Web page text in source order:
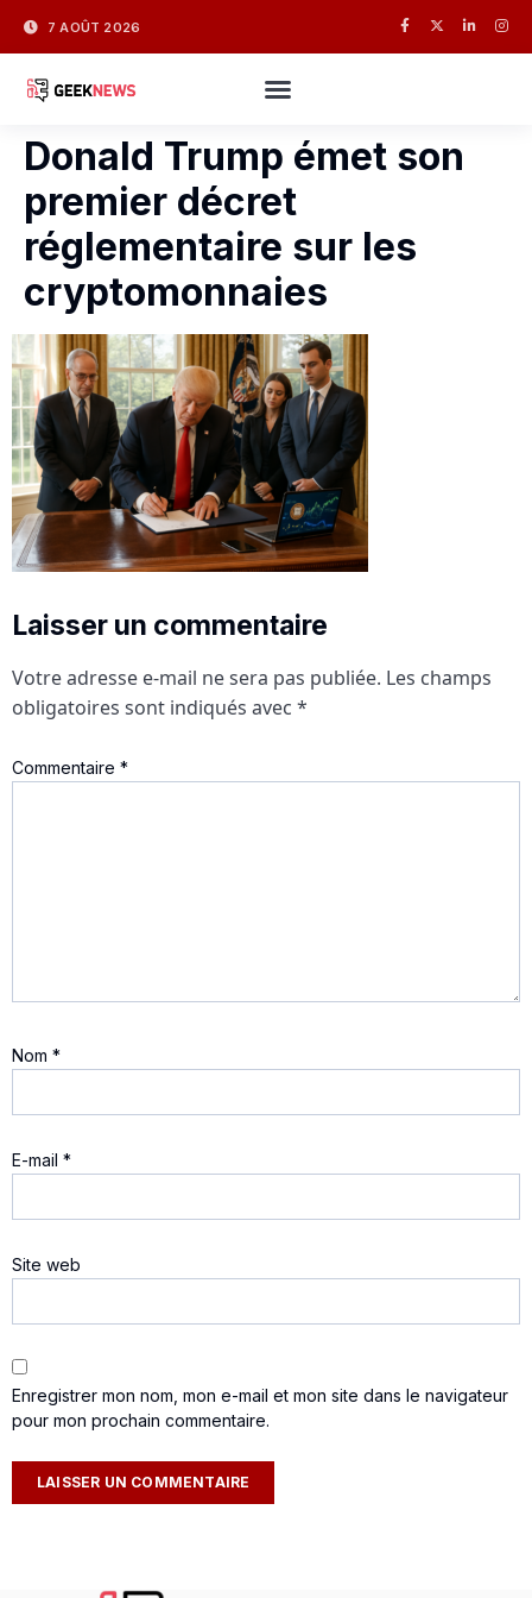
7 AOÛT 2026
Donald Trump émet son
premier décret
réglementaire sur les
cryptomonnaies
Laisser un commentaire
Votre adresse e-mail ne sera pas publiée. Les champs
obligatoires sont indiqués avec *
Commentaire *
Nom *
E-mail *
Site web
Enregistrer mon nom, mon e-mail et mon site dans le navigateur
pour mon prochain commentaire.